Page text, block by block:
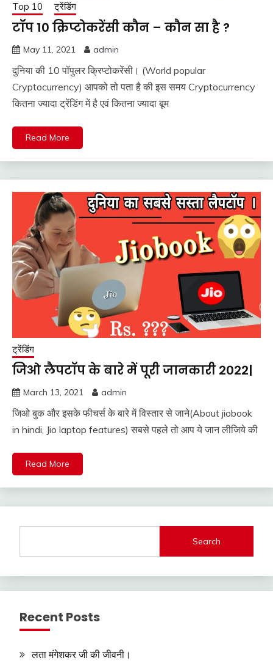
Top 10 ट्रेंडिंग
टॉप 10 क्रिप्टोकरेंसी कौन – कौन सा है ?
May 11, 2021 admin
दुनिया की 10 पॉपुलर क्रिप्टोकरेंसी। (World popular
Cryptocurrency) आपको तो पता है की इस समय Cryptocurrency
कितना ज्यादा ट्रेंडिंग में है एवं कितना ज्यादा बूम
Read More
ट्रेंडिंग
जिओ लैपटॉप के बारे में पूरी जानकारी 2022|
March 13, 2021 admin
जिओ बुक और इसके फीचर्स के बारे में विस्तार से जाने(About jiobook
in hindi, Jio laptop features) सबसे पहले तो आप ये जान लीजिये की
Read More
Search
Recent Posts
लता मंगेशकर जी की जीवनी।